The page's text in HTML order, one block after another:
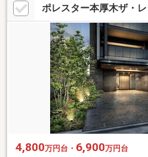
ポレスター本厚木ザ・
4,800万円台・ 6,900万円台